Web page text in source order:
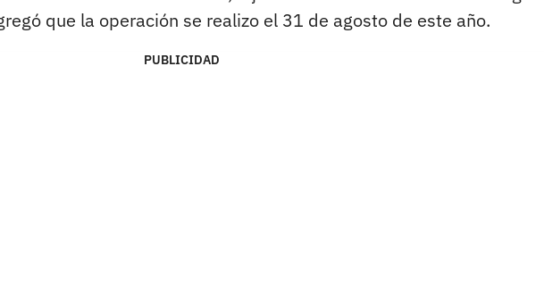
que la operación se realizo el 31 de agosto de este año.
PUBLICIDAD